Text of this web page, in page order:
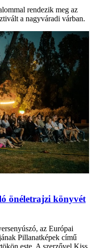
rendezik meg az
a nagyváradi várban.
önéletrajzi könyvét
az Európai
Pillanatképek című